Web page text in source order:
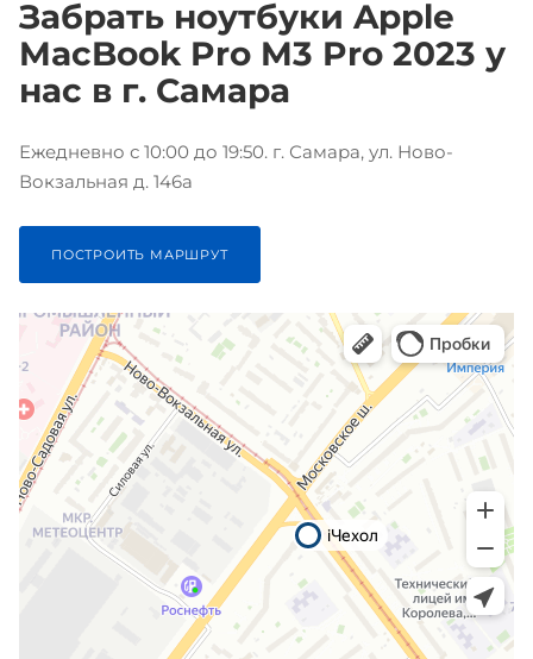
Забрать ноутбуки Apple
MacBook Pro M3 Pro 2023 у
нас в г. Самара
Ежедневно с 10:00 до 19:50. г. Самара, ул. Ново-
Вокзальная д. 146а
ПОСТРОИТЬ МАРШРУТ